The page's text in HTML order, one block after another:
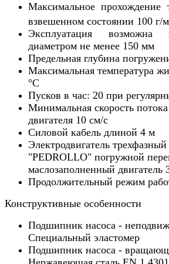
Максимальное прохождение
взвешенном состоянии 100 г/м
Эксплуатация возможна
диаметром не менее 150 мм
Предельная глубина
Максимальная температура
°С
Пусков в час: 20 при
Минимальная скорость
двигателя 10 см/с
Силовой кабель длиной 4 м
Электродвигатель
"PEDROLLO" погружной
маслозаполненный двигатель
Продолжительный режим
Конструктивные особенности
Подшипник насоса -
Специальный эластомер
Подшипник насоса -